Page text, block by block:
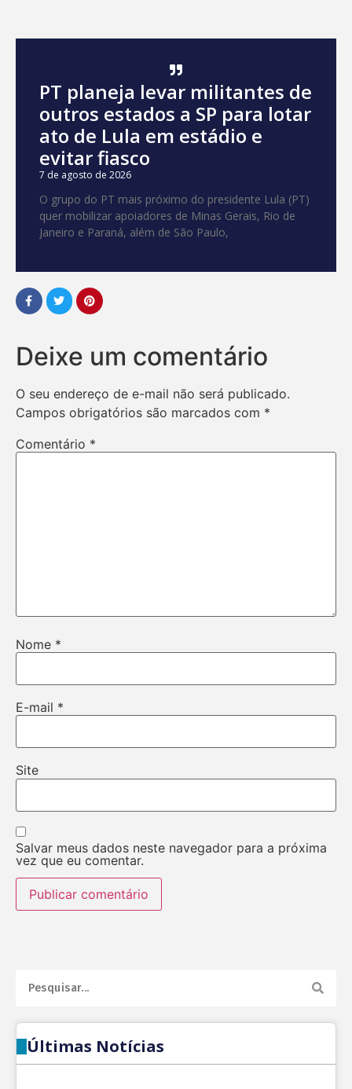
PT planeja levar militantes de
outros estados a SP para lotar
ato de Lula em estádio e
evitar fiasco
7 de agosto de 2026
O grupo do PT mais próximo do presidente Lula (PT)
quer mobilizar apoiadores de Minas Gerais, Rio de
Janeiro e Paraná, além de São Paulo,
Deixe um comentário
O seu endereço de e-mail não será publicado.
Campos obrigatórios são marcados com *
Comentário *
Nome *
E-mail *
Site
Salvar meus dados neste navegador para a próxima
vez que eu comentar.
Últimas Notícias